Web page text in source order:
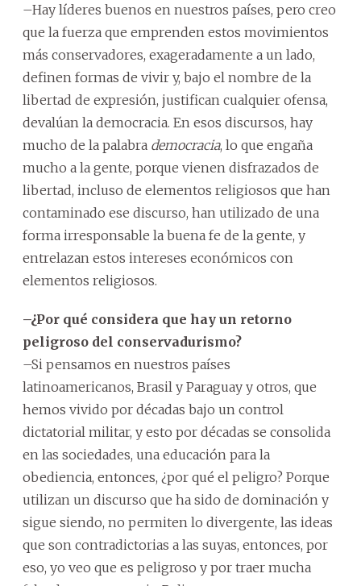
–Hay líderes buenos en nuestros países, pero creo
que la fuerza que emprenden estos movimientos
más conservadores, exageradamente a un lado,
definen formas de vivir y, bajo el nombre de la
libertad de expresión, justifican cualquier ofensa,
devalúan la democracia. En esos discursos, hay
mucho de la palabra democracia, lo que engaña
mucho a la gente, porque vienen disfrazados de
libertad, incluso de elementos religiosos que han
contaminado ese discurso, han utilizado de una
forma irresponsable la buena fe de la gente, y
entrelazan estos intereses económicos con
elementos religiosos.
–¿Por qué considera que hay un retorno
peligroso del conservadurismo?
–Si pensamos en nuestros países
latinoamericanos, Brasil y Paraguay y otros, que
hemos vivido por décadas bajo un control
dictatorial militar, y esto por décadas se consolida
en las sociedades, una educación para la
obediencia, entonces, ¿por qué el peligro? Porque
utilizan un discurso que ha sido de dominación y
sigue siendo, no permiten lo divergente, las ideas
que son contradictorias a las suyas, entonces, por
eso, yo veo que es peligroso y por traer mucha